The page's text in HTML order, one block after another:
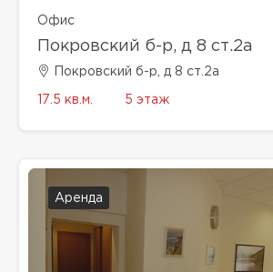
Офис
Покровский б-р, д 8 ст.2а
Покровский б-р, д 8 ст.2а
17.5 кв.м. 5 этаж
Аренда